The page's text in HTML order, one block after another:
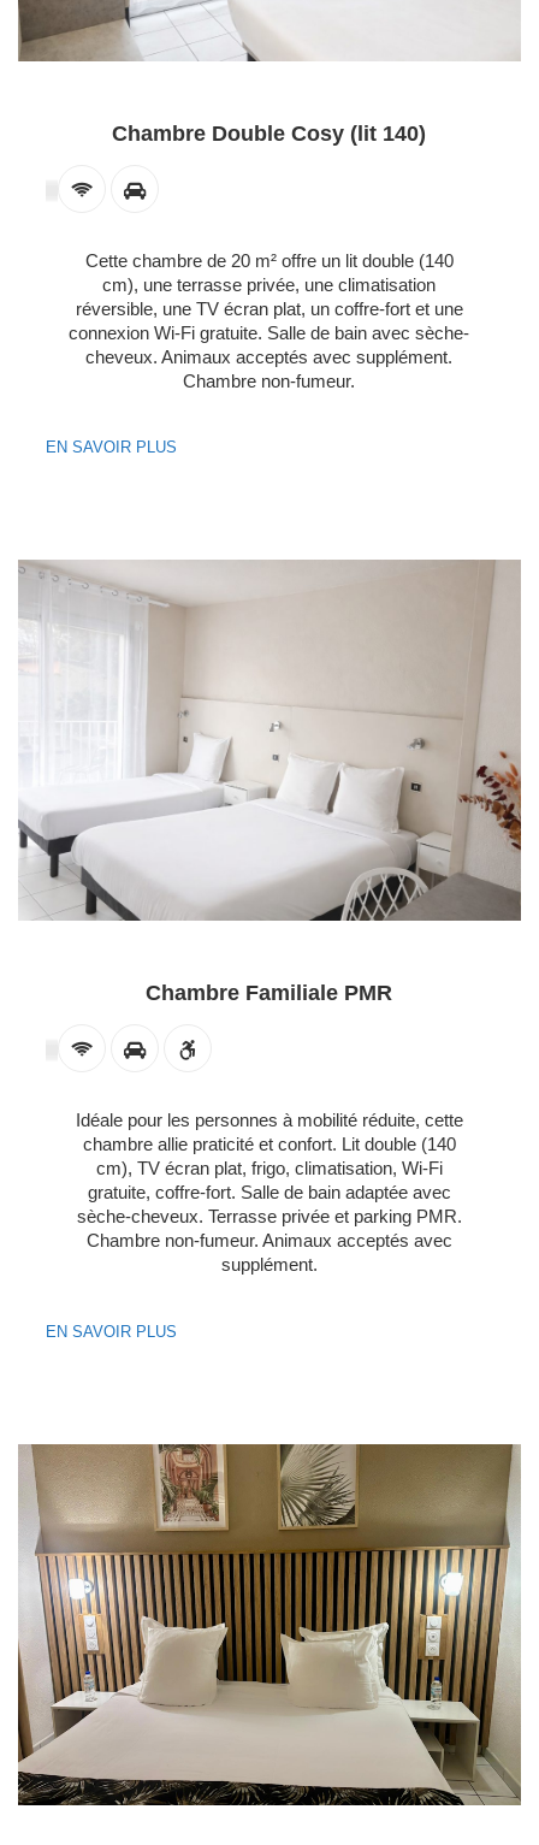
Chambre Double Cosy (lit 140)
Cette chambre de 20 m² offre un lit double (140
cm), une terrasse privée, une climatisation
réversible, une TV écran plat, un coffre-fort et une
connexion Wi-Fi gratuite. Salle de bain avec sèche-
cheveux. Animaux acceptés avec supplément.
Chambre non-fumeur.
EN SAVOIR PLUS
Chambre Familiale PMR
Idéale pour les personnes à mobilité réduite, cette
chambre allie praticité et confort. Lit double (140
cm), TV écran plat, frigo, climatisation, Wi-Fi
gratuite, coffre-fort. Salle de bain adaptée avec
sèche-cheveux. Terrasse privée et parking PMR.
Chambre non-fumeur. Animaux acceptés avec
supplément.
EN SAVOIR PLUS